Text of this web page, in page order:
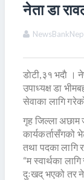
नेता डा
डाेटी,३१ भदाै ।
उपाध्यक्ष डा
सेवाका लागि
गृह जिल्ला अछाम
कार्यकर्तासँगको
तथा पदका लागि
“म स्वार्थका
दुःखद् भएको तर